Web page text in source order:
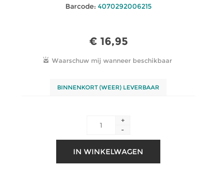
Barcode: 4070292006215
€ 16,95
BINNENKORT (WEER) LEVERBAAR
+
-